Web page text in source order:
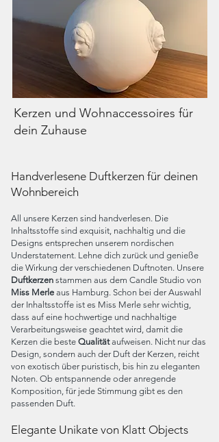
Kerzen und Wohnaccessoires für
dein Zuhause
Handverlesene Duftkerzen für deinen
Wohnbereich
All unsere Kerzen sind handverlesen. Die
Inhaltsstoffe sind exquisit, nachhaltig und die
Designs entsprechen unserem nordischen
Understatement. Lehne dich zurück und genieße
die Wirkung der verschiedenen Duftnoten. Unsere
Duftkerzen stammen aus dem Candle Studio von
Miss Merle aus Hamburg. Schon bei der Auswahl
der Inhaltsstoffe ist es Miss Merle sehr wichtig,
dass auf eine hochwertige und nachhaltige
Verarbeitungsweise geachtet wird, damit die
Kerzen die beste Qualitätaufweisen. Nicht nur das
Design, sondern auch der Duft der Kerzen, reicht
von exotisch über puristisch, bis hin zu eleganten
Noten. Ob entspannende oder anregende
Komposition, für jede Stimmung gibt es den
passenden Duft.
Elegante Unikate von Klatt Objects